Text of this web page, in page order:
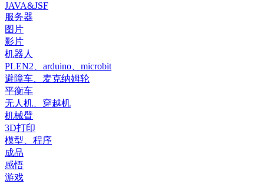
JAVA&JSF
服务器
图片
影片
机器人
PLEN2、arduino、microbit
避障车、麦克纳姆轮
平衡车
无人机、穿越机
机械臂
3D打印
模型、程序
成品
感悟
游戏